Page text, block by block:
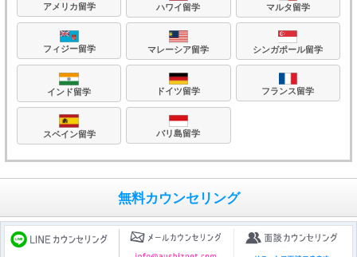
アメリカ留学 ハワイ留学 マルタ留学
フィジー留学 マレーシア留学 シンガポール留学
インド留学 ドイツ留学 フランス留学
スペイン留学 バリ島留学
無料カウンセリング